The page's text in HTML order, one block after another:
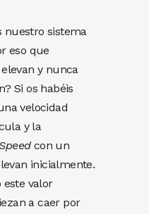
nuestro sistema
eso que
y nunca
Si os habéis
velocidad
y la
con un
inicialmente.
este valor
a caer por